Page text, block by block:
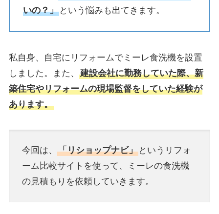
いの？」という悩みも出てきます。
私自身、自宅にリフォームでミーレ食洗機を設置
しました。また、 建設会社に勤務していた際、新
築住宅やリフォームの現場監督をしていた経験が
あります。
今回は、 「リショップナビ」というリフォ
ーム比較サイトを使って、ミーレの食洗機
の見積もりを依頼していきます。